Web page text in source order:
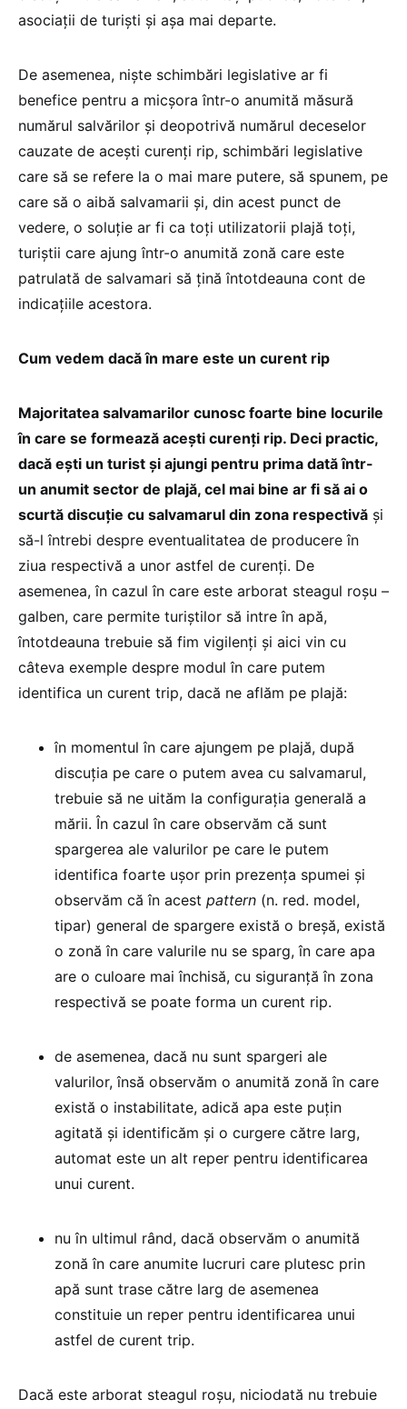
asociații de turiști și așa mai departe.
De asemenea, niște schimbări legislative ar fi
benefice pentru a micșora într-o anumită măsură
numărul salvărilor și deopotrivă numărul deceselor
cauzate de acești curenți rip, schimbări legislative
care să se refere la o mai mare putere, să spunem, pe
care să o aibă salvamarii și, din acest punct de
vedere, o soluție ar fi ca toți utilizatorii plajă toți,
turiștii care ajung într-o anumită zonă care este
patrulată de salvamari să țină întotdeauna cont de
indicațiile acestora.
Cum vedem dacă în mare este un curent rip
Majoritatea salvamarilor cunosc foarte bine locurile
în care se formează acești curenți rip. Deci practic,
dacă ești un turist și ajungi pentru prima dată într-
un anumit sector de plajă, cel mai bine ar fi să ai o
scurtă discuție cu salvamarul din zona respectivă și
să-l întrebi despre eventualitatea de producere în
ziua respectivă a unor astfel de curenți. De
asemenea, în cazul în care este arborat steagul roșu –
galben, care permite turiștilor să intre în apă,
întotdeauna trebuie să fim vigilenți și aici vin cu
câteva exemple despre modul în care putem
identifica un curent trip, dacă ne aflăm pe plajă:
în momentul în care ajungem pe plajă, după
discuția pe care o putem avea cu salvamarul,
trebuie să ne uităm la configurația generală a
mării. În cazul în care observăm că sunt
spargerea ale valurilor pe care le putem
identifica foarte ușor prin prezența spumei și
observăm că în acest pattern (n. red. model,
tipar) general de spargere există o breșă, există
o zonă în care valurile nu se sparg, în care apa
are o culoare mai închisă, cu siguranță în zona
respectivă se poate forma un curent rip.
de asemenea, dacă nu sunt spargeri ale
valurilor, însă observăm o anumită zonă în care
există o instabilitate, adică apa este puțin
agitată și identificăm și o curgere către larg,
automat este un alt reper pentru identificarea
unui curent.
nu în ultimul rând, dacă observăm o anumită
zonă în care anumite lucruri care plutesc prin
apă sunt trase către larg de asemenea
constituie un reper pentru identificarea unui
astfel de curent trip.
Dacă este arborat steagul roșu, niciodată nu trebuie